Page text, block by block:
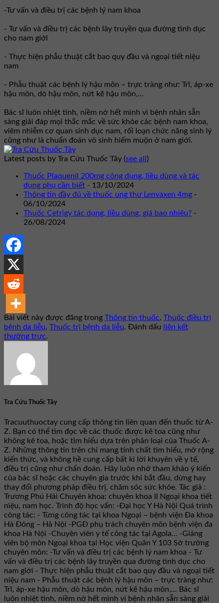
-Tư vấn và điều trị các bệnh lý nam khoa
- Tư vấn và điều trị các bệnh lây truyền qua đường tình dục
cho nam giới
- Thực hiện phẫu thuật cắt bao quy đầu và ngoại tiết niệu
nam
- Phẫu thuật các bệnh lý hậu môn – trực tràng như: Trĩ, áp-xe
hậu môn, dò hậu môn, nứt kẽ hậu môn,...
Bác sĩ luôn nhiệt tình, niềm nở hết mình vì bệnh nhân sẵn
sàng giải đáp mọi thắc mắc về sức khỏe các bệnh nam khoa,
viêm nhiễm cơ quan sinh dục nam, rối loạn chức năng sinh lý
cũng như là chuẩn đoán vô sinh hiếm muộn ở nam giới.
Latest posts by Tra Cứu Thuốc Tây (see all )
Thuốc Plaquenil 200mg công dụng, liều dùng và tác
dụng phụ cần biết - 13/10/2024
Thông tin đầy đủ về thuốc ung thư Lenvaxen 4mg -
06/10/2024
Thuốc Cetrigy tác dụng, liều dùng, giá bao nhiêu? -
26/08/2024
Bài viết này được đăng trong Thông tin thuốc, Thuốc điều trị
bệnh da liễu, Thuốc trị bệnh da liễu. Đánh dấu
liên kết
thường trực.
Tra Cứu Thuốc Tây
Tracuuthuoctay cung cấp thông tin liên quan đến thuốc từ A-
Z. Bạn có thể tìm đọc về các thuốc được kê toa cũng như
không kê toa, hoặc tìm hiểu dựa trên phân loại của Thuốc A-
Z. Những thông tin trên chỉ mang tính chất tìm hiểu, mở rộng
kiến thức, và không hề cung cấp bất kì lời khuyên về y tế,
điều trị cũng như chẩn đoán. Hãy luôn nhớ tham khảo ý kiến
của bác sĩ hoặc các chuyên gia trước khi bắt đầu, dừng hay
thay đổi phương pháp điều trị, chăm sóc sức khỏe. Tác giả :
Trương Phú Hải Chuyên khoa: chuyên khoa II Ngoại khoa tiết
niệu, nam học. Trình độ học vấn: -Đại học Y Hà Nội Quá trình
công tác: - Từng công tác tại khoa Ngoại – bệnh viện Đa khoa
Hà Đông – Hà Nội -PGĐ phụ trách chuyên môn bệnh viện đa
khoa Hà Nội -Chuyên viên y tế công tác tại Agola... -Giảng
viên bộ môn Ngoại khoa tại Học viện Quân Y 103 Sở trưởng
chuyên môn: -Tư vấn và điều trị các bệnh lý nam khoa - Tư
vấn và điều trị các bệnh lây truyền qua đường tình dục cho
nam giới - Thực hiện phẫu thuật cắt bao quy đầu và ngoại tiết
niệu nam - Phẫu thuật các bệnh lý hậu môn – trực tràng như:
Trĩ, áp-xe hậu môn, dò hậu môn, nứt kẽ hậu môn,... Bác sĩ
luôn nhiệt tình, niềm nở hết mình vì bệnh nhân sẵn sàng giải